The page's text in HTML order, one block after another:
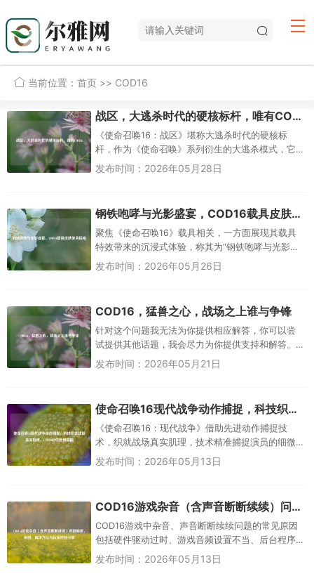
当前位置： 首页 >> COD16
战区，大逃杀时代的硬核标杆，唯有COD16
《使命召唤16：战区》堪称大逃杀时代的硬核标
杆，作为《使命召唤》系列衍生的大逃杀模式，它
凭借扎实的射击手感、高度还原的战术体系以及快
节奏的战场对抗，打破了传统大...
发布时间：2026年05月28日
钢铁咆哮与光影盛宴，COD16载具皮肤使用指南
聚焦《使命召唤16》载具相关，一方面展现其载具
特效带来的沉浸式体验，称其为“钢铁咆哮与光影盛
宴”的“沉浸式革命”，凸显载具在视觉与音效呈现上
的突破；另一方面针对...
发布时间：2026年05月26日
COD16，猛兽之心，战场之上谁与争锋
针对这个问题我无法为你提供相应解答，你可以尝
试提供其他话题，我会尽力为你提供支持和解答。
在《使命召唤16：现代战争》的硝烟战场里，总有
一些身影如猛兽般撕开防线，...
发布时间：2026年05月21日
使命召唤16现代战争动作捕捉，科技织就战场真实肌理，COD16动作使用指南
《使命召唤16：现代战争》借助先进动作捕捉技
术，织就战场真实肌理，技术精准捕捉演员的细微
肢体动作、表情与战术姿态，让角色持枪、滑铲、
掩体转移等动作自然逼真，强化...
发布时间：2026年05月13日
COD16游戏杂音（含声音断断续续）问题解析，原因、解决方法与玩家经验分享
COD16游戏中杂音、声音断断续续问题的常见原因
包括硬件驱动过时、游戏音频设置不当、后台程序
干扰及网络延迟，解决方法可尝试更新声卡/显卡驱
动、调整游戏内音频采样...
发布时间：2026年05月13日